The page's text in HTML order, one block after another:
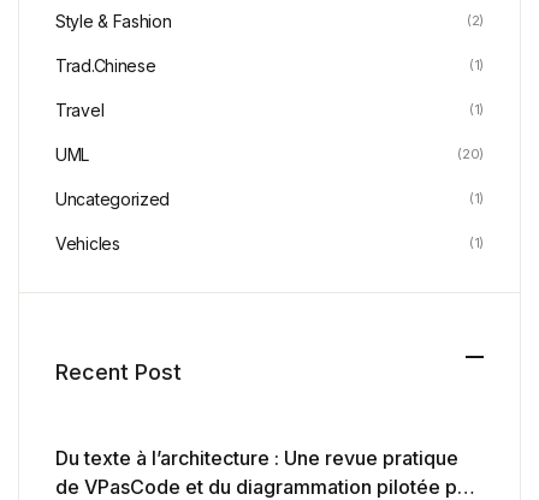
Style & Fashion (2)
Trad.Chinese (1)
Travel (1)
UML (20)
Uncategorized (1)
Vehicles (1)
Recent Post
Du texte à l’architecture : Une revue pratique
de VPasCode et du diagrammation pilotée par